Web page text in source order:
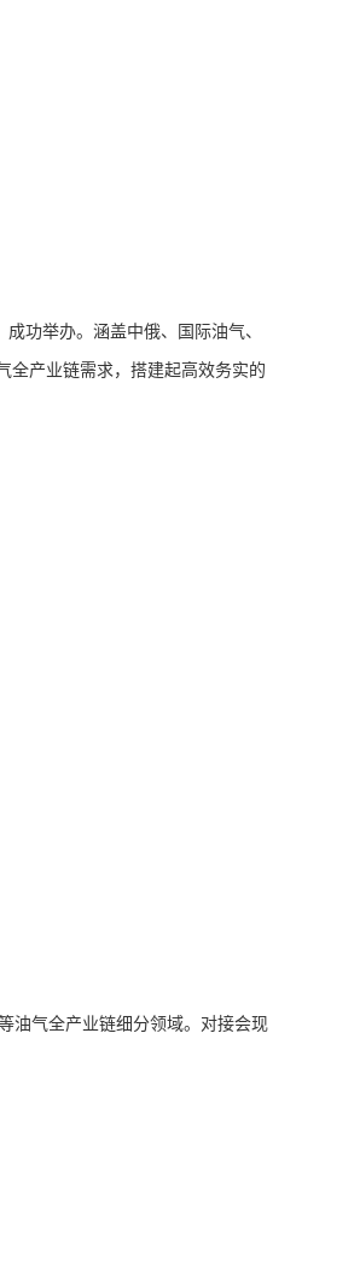
功举办。涵盖中俄、国际油气、
全产业链需求，搭建起高效务实的
油气全产业链细分领域。对接会现